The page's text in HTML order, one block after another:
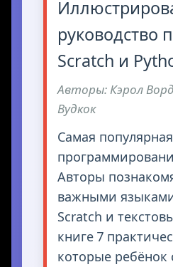
руководство
Scratch и
Авторы: Кэрол
Вудкок
Самая
Авторы
важными
Scratch и
книге 7
которые ребёнок